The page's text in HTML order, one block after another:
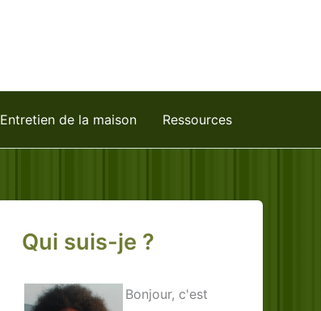
Entretien de la maison Ressources
Qui suis-je ?
Bonjour, c'est